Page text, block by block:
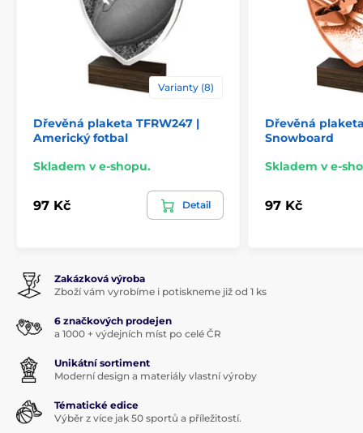
Varianty (8)
Dřevěná plaketa TFRW247 |
Americký fotbal
Skladem v e-shopu.
97 Kč Detail
Dřevěná
Snowboard
Skladem v e-
97 Kč
Zakázková výroba
Zboží vám vyrobíme i potiskneme již od 1 ks
6 značkových prodejen
a 1000 + výdejních míst po celé ČR
Unikátní sortiment
Moderní design a materiály vlastní výroby
Tématické edice
Výběr z více jak 50 sportů a příležitostí.